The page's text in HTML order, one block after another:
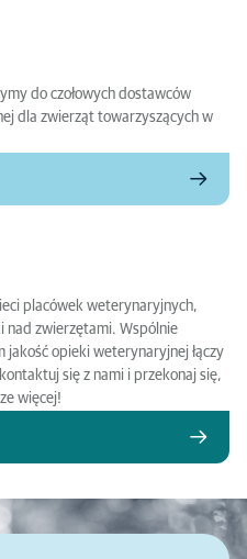
do czołowych dostawców
dla zwierząt towarzyszących w
placówek weterynaryjnych,
nad zwierzętami. Wspólnie
opieki weterynaryjnej łączy
się z nami i przekonaj się,
więcej!